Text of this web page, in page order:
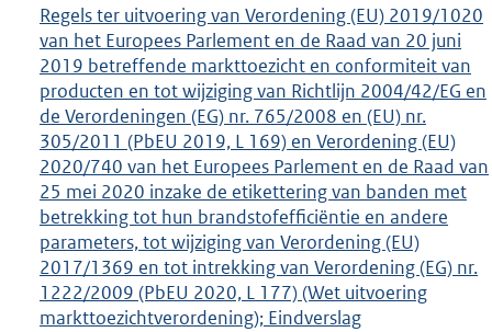
keuze
te
bevestigen.
Regels ter uitvoering van Verordening (EU) 2019/1020
van het Europees Parlement en de Raad van 20 juni
2019 betreffende markttoezicht en conformiteit van
producten en tot wijziging van Richtlijn 2004/42/EG en
de Verordeningen (EG) nr. 765/2008 en (EU) nr.
305/2011 (PbEU 2019, L 169) en Verordening (EU)
2020/740 van het Europees Parlement en de Raad van
25 mei 2020 inzake de etikettering van banden met
betrekking tot hun brandstofefficiëntie en andere
parameters, tot wijziging van Verordening (EU)
2017/1369 en tot intrekking van Verordening (EG) nr.
1222/2009 (PbEU 2020, L 177) (Wet uitvoering
markttoezichtverordening); Eindverslag